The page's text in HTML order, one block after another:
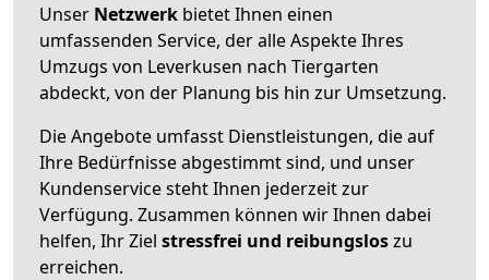
Unser Netzwerk bietet Ihnen einen
umfassenden Service, der alle Aspekte Ihres
Umzugs von Leverkusen nach Tiergarten
abdeckt, von der Planung bis hin zur Umsetzung.
Die Angebote umfasst Dienstleistungen, die auf
Ihre Bedürfnisse abgestimmt sind, und unser
Kundenservice steht Ihnen jederzeit zur
Verfügung. Zusammen können wir Ihnen dabei
helfen, Ihr Ziel stressfrei und reibungsloszu
erreichen.